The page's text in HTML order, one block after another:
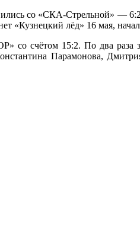
со «СКА-Стрельной» —
лёд» 16 мая,
со счётом 15:2. По два
Парамонова,